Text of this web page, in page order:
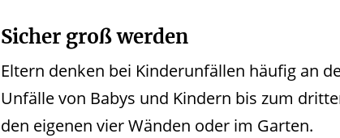
Sicher groß werden
Eltern denken bei Kinderunfällen häufig an
Unfälle von Babys und Kindern bis zum
den eigenen vier Wänden oder im Garten.